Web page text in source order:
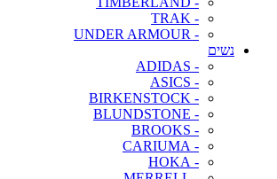
- TRAK
- UNDER ARMOUR
נשים
- ADIDAS
- ASICS
- BIRKENSTOCK
- BLUNDSTONE
- BROOKS
- CARIUMA
- HOKA